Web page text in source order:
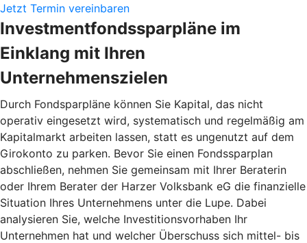
Jetzt Termin vereinbaren
Investmentfondssparpläne im
Einklang mit Ihren
Unternehmenszielen
Durch Fondsparpläne können Sie Kapital, das nicht
operativ eingesetzt wird, systematisch und regelmäßig am
Kapitalmarkt arbeiten lassen, statt es ungenutzt auf dem
Girokonto zu parken. Bevor Sie einen Fondssparplan
abschließen, nehmen Sie gemeinsam mit Ihrer Beraterin
oder Ihrem Berater der Harzer Volksbank eG die finanzielle
Situation Ihres Unternehmens unter die Lupe. Dabei
analysieren Sie, welche Investitionsvorhaben Ihr
Unternehmen hat und welcher Überschuss sich mittel- bis